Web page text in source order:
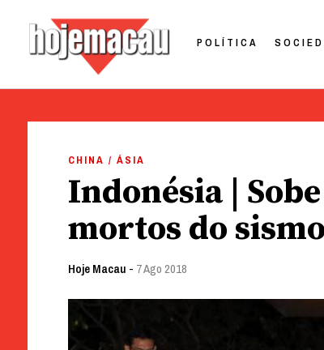
POLÍTICA
CHINA / ÁSIA
Indonésia |
mortos do
Hoje Macau - 7 Ago 2018